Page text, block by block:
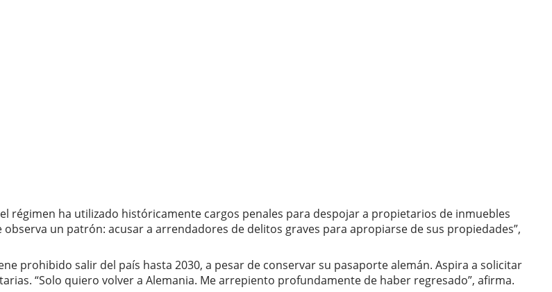
régimen ha utilizado históricamente cargos penales para despojar a propietarios de inmuebles
un patrón: acusar a arrendadores de delitos graves para apropiarse de sus propiedades”,
prohibido salir del país hasta 2030, a pesar de conservar su pasaporte alemán. Aspira a solicitar
“Solo quiero volver a Alemania. Me arrepiento profundamente de haber regresado”, afirma.